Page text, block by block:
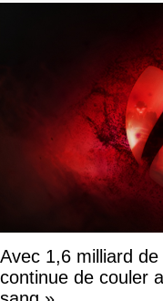
Avec 1,6 milliard
continue de couler